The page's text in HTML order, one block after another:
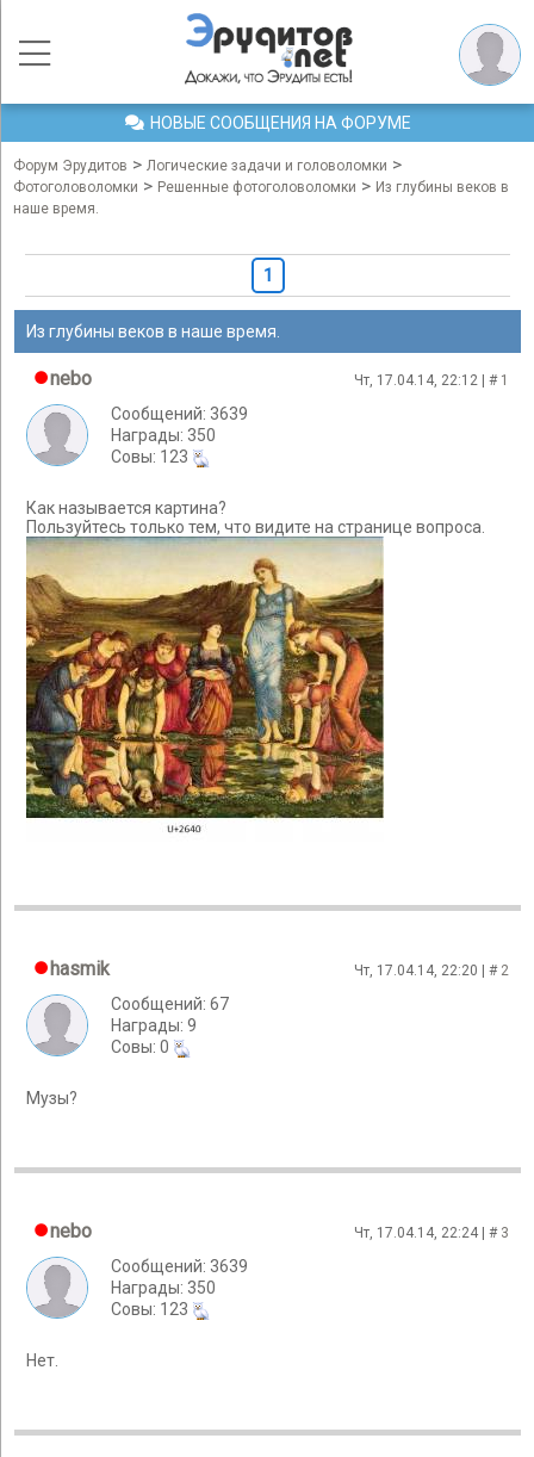
НОВЫЕ СООБЩЕНИЯ НА ФОРУМЕ
Форум Эрудитов > Логические задачи и головоломки >
Фотоголоволомки > Решенные фотоголоволомки > Из глубины веков в
наше время.
1
Из глубины веков в наше время.
nebo Чт, 17.04.14, 22:12 | # 1
Сообщений: 3639
Награды: 350
Cовы: 123
Как называется картина?
Пользуйтесь только тем, что видите на странице вопроса.
hasmik Чт, 17.04.14, 22:20 | # 2
Сообщений: 67
Награды: 9
Cовы: 0
Музы?
nebo Чт, 17.04.14, 22:24 | # 3
Сообщений: 3639
Награды: 350
Cовы: 123
Нет.